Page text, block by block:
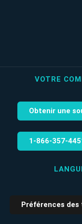
Préférences des
VOTRE
Obtenir une